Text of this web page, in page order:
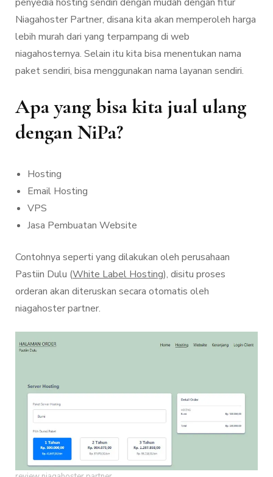
Niagahoster Partner, disana kita akan memperoleh harga
lebih murah dari yang terpampang di web
niagahosternya. Selain itu kita bisa menentukan nama
paket sendiri, bisa menggunakan nama layanan sendiri.
Apa yang bisa kita jual ulang
dengan NiPa?
Hosting
Email Hosting
VPS
Jasa Pembuatan Website
Contohnya seperti yang dilakukan oleh perusahaan
Pastiin Dulu (White Label Hosting), disitu proses
orderan akan diteruskan secara otomatis oleh
niagahoster partner.